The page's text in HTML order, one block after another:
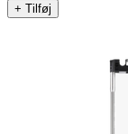
+ Tilføj